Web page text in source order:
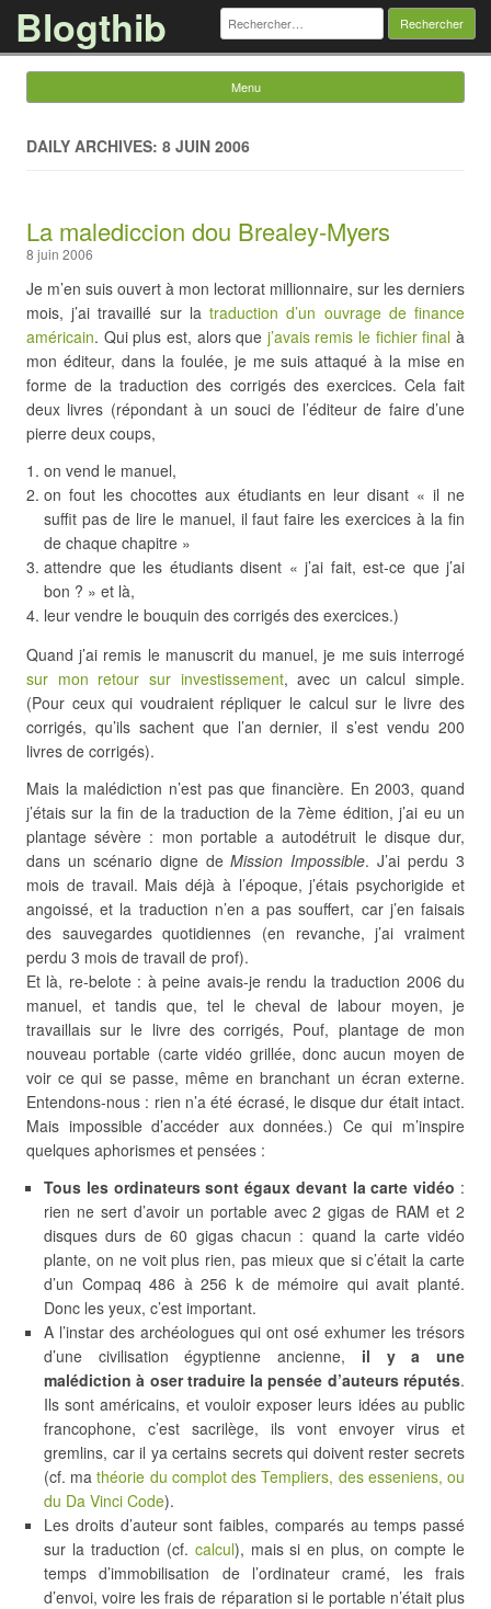
Blogthib Rechercher :
Menu
DAILY ARCHIVES: 8 JUIN 2006
La malediccion dou Brealey-Myers
8 juin 2006
Je m’en suis ouvert à mon lectorat millionnaire, sur les derniers
mois, j’ai travaillé sur latraduction d’un ouvrage de finance
américain. Qui plus est, alors que j’avais remis le fichier final à
mon éditeur, dans la foulée, je me suis attaqué à la mise en
forme de la traduction des corrigés des exercices. Cela fait
deux livres (répondant à un souci de l’éditeur de faire d’une
pierre deux coups,
on vend le manuel,
on fout les chocottes aux étudiants en leur disant « il ne
suffit pas de lire le manuel, il faut faire les exercices à la fin
de chaque chapitre »
attendre que les étudiants disent « j’ai fait, est-ce que j’ai
bon ? » et là,
leur vendre le bouquin des corrigés des exercices.)
Quand j’ai remis le manuscrit du manuel, je me suis interrogé
sur mon retour sur investissement, avec un calcul simple.
(Pour ceux qui voudraient répliquer le calcul sur le livre des
corrigés, qu’ils sachent que l’an dernier, il s’est vendu 200
livres de corrigés).
Mais la malédiction n’est pas que financière. En 2003, quand
j’étais sur la fin de la traduction de la 7ème édition, j’ai eu un
plantage sévère : mon portable a autodétruit le disque dur,
dans un scénario digne deMission Impossible. J’ai perdu 3
mois de travail. Mais déjà à l’époque, j’étais psychorigide et
angoissé, et la traduction n’en a pas souffert, car j’en faisais
des sauvegardes quotidiennes (en revanche, j’ai vraiment
perdu 3 mois de travail de prof).
Et là, re-belote : à peine avais-je rendu la traduction 2006 du
manuel, et tandis que, tel le cheval de labour moyen, je
travaillais sur le livre des corrigés, Pouf, plantage de mon
nouveau portable (carte vidéo grillée, donc aucun moyen de
voir ce qui se passe, même en branchant un écran externe.
Entendons-nous : rien n’a été écrasé, le disque dur était intact.
Mais impossible d’accéder aux données.) Ce qui m’inspire
quelques aphorismes et pensées :
Tous les ordinateurs sont égaux devant la carte vidéo :
rien ne sert d’avoir un portable avec 2 gigas de RAM et 2
disques durs de 60 gigas chacun : quand la carte vidéo
plante, on ne voit plus rien, pas mieux que si c’était la carte
d’un Compaq 486 à 256 k de mémoire qui avait planté.
Donc les yeux, c’est important.
A l’instar des archéologues qui ont osé exhumer les trésors
d’une civilisation égyptienne ancienne, il y a une
malédiction à oser traduire la pensée d’auteurs réputés.
Ils sont américains, et vouloir exposer leurs idées au public
francophone, c’est sacrilège, ils vont envoyer virus et
gremlins, car il ya certains secrets qui doivent rester secrets
(cf. mathéorie du complot des Templiers, des esseniens, ou
du Da Vinci Code).
Les droits d’auteur sont faibles, comparés au temps passé
sur la traduction (cf. calcul), mais si en plus, on compte le
temps d’immobilisation de l’ordinateur cramé, les frais
d’envoi, voire les frais de réparation si le portable n’était plus